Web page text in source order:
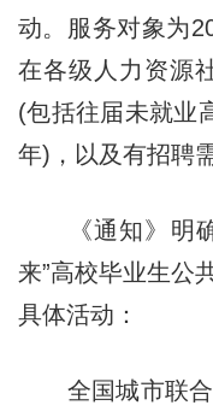
动。服务对象为
在各级人力资源
(包括往届未就业
年)，以及有招聘
《通知》明确
来”高校毕业生公
具体活动：
全国城市联合